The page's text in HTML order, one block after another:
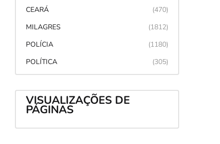
CEARÁ
(470)
MILAGRES
(1812)
POLÍCIA
(1180)
POLÍTICA
(305)
VISUALIZAÇÕES DE
PÁGINAS